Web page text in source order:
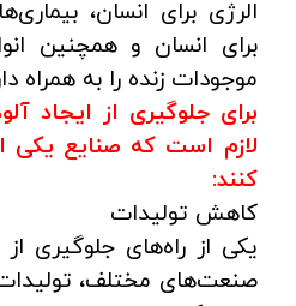
الرژی برای انسان،
برای انسان و همچنین
موجودات زنده را به همراه
برای جلوگیری از ایجاد
لازم است که صنایع یکی
کنند:
کاهش تولیدات
یکی از راه‌های جلوگیری
صنعت‌های مختلف،